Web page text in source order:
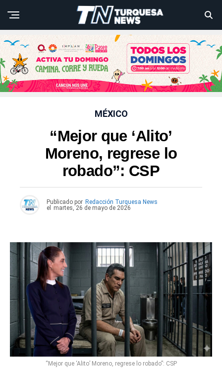
MÉXICO
“Mejor que ‘Alito’
Moreno, regrese lo
robado”: CSP
Publicado por Redacción Turquesa News
el
martes, 26 de mayo de 2026
“Mejor que ‘Alito’ Moreno, regrese lo robado”: CSP